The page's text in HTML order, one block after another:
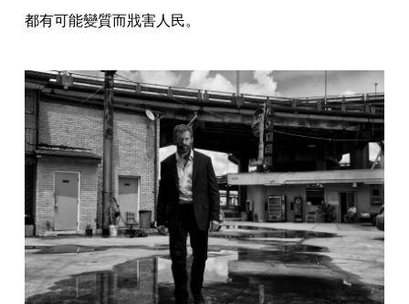
都有可能變質而戕害人民。